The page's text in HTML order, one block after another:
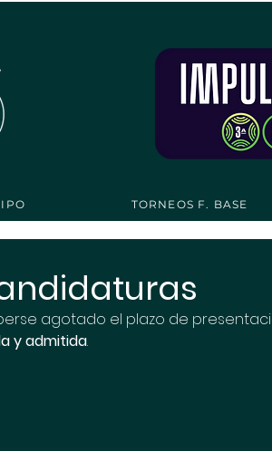
TORNEOS F. BASE
agotado el plazo de
y admitida.